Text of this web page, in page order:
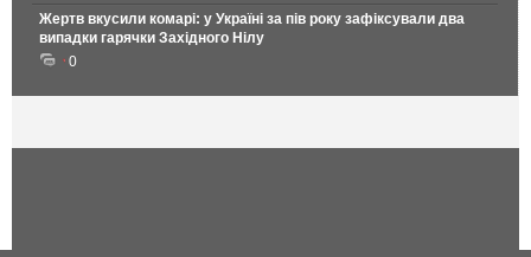
Жертв вкусили комарі: у Україні за пів року зафіксували два
випадки гарячки Західного Нілу
0